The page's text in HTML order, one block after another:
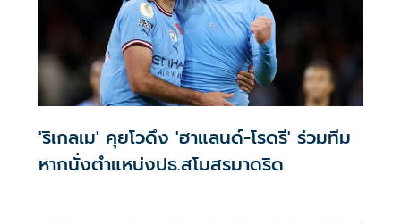
'ริเกลเม' คุยโวดึง 'ฮาแลนด์-โรดรี' ร่วมทีม
หากนั่งตำแหน่งปธ.สโมสรมาดริด